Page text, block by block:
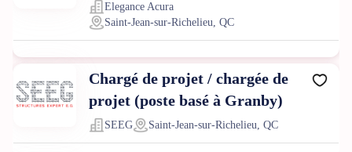
Elegance Acura
Saint-Jean-sur-Richelieu, QC
Chargé de projet / chargée de
projet (poste basé à Granby)
SEEG Saint-Jean-sur-Richelieu, QC